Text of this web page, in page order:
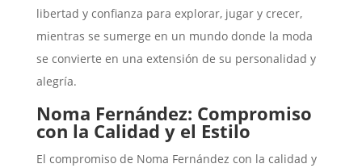
libertad y confianza para explorar, jugar y crecer,
mientras se sumerge en un mundo donde la moda
se convierte en una extensión de su personalidad y
alegría.
Noma Fernández: Compromiso
con la Calidad y el Estilo
El compromiso de Noma Fernández con la calidad y